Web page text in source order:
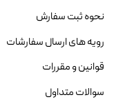
نحوه ثبت سفارش
رویه های ارسال سفارشات
قوانین و مقررات
سوالات متداول